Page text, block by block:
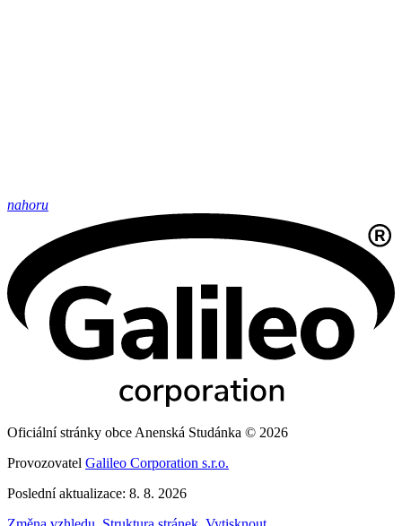
nahoru
Oficiální stránky obce Anenská Studánka © 2026
Provozovatel Galileo Corporation s.r.o.
Poslední aktualizace: 8. 8. 2026